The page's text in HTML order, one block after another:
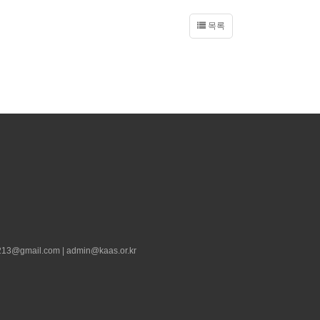
목록
| admin@kaas.or.kr